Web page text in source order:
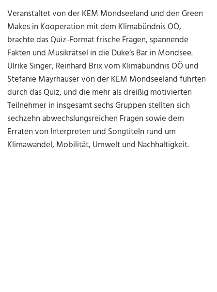
Veranstaltet von der KEM Mondseeland und den Green
Makes in Kooperation mit dem Klimabündnis OÖ,
brachte das Quiz-Format frische Fragen, spannende
Fakten und Musikrätsel in die Duke’s Bar in Mondsee.
Ulrike Singer, Reinhard Brix vom Klimabündnis OÖ und
Stefanie Mayrhauser von der KEM Mondseeland führten
durch das Quiz, und die mehr als dreißig motivierten
Teilnehmer in insgesamt sechs Gruppen stellten sich
sechzehn abwechslungsreichen Fragen sowie dem
Erraten von Interpreten und Songtiteln rund um
Klimawandel, Mobilität, Umwelt und Nachhaltigkeit.